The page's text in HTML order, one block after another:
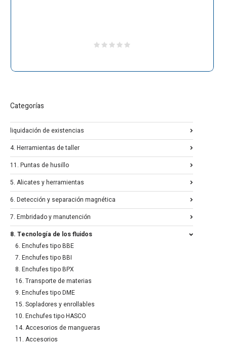
Categorías
liquidación de existencias
4. Herramientas de taller
11. Puntas de husillo
5. Alicates y herramientas
6. Detección y separación magnética
7. Embridado y manutención
8. Tecnología de los fluidos
6. Enchufes tipo BBE
7. Enchufes tipo BBI
8. Enchufes tipo BPX
16. Transporte de materias
9. Enchufes tipo DME
15. Sopladores y enrollables
10. Enchufes tipo HASCO
14. Accesorios de mangueras
11. Accesorios